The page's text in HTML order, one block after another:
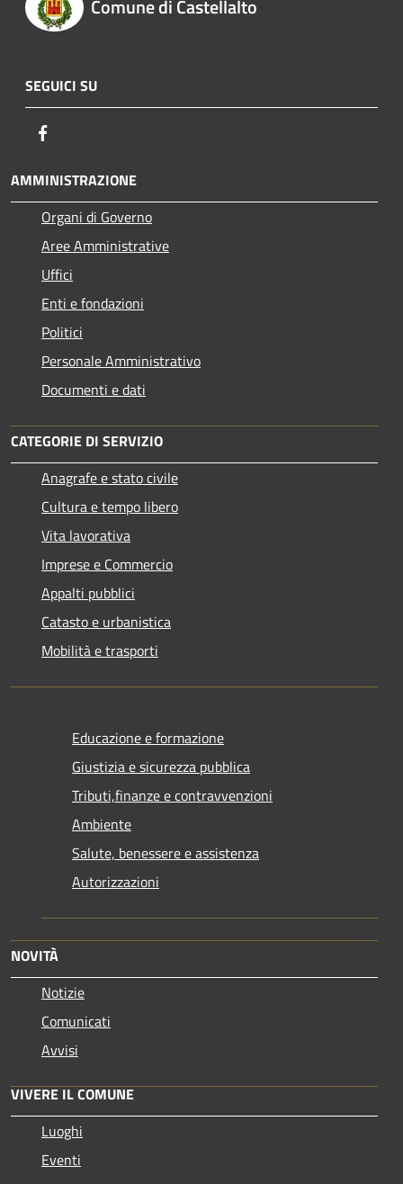
Comune di Castellalto
SEGUICI SU
AMMINISTRAZIONE
Organi di Governo
Aree Amministrative
Uffici
Enti e fondazioni
Politici
Personale Amministrativo
Documenti e dati
CATEGORIE DI SERVIZIO
Anagrafe e stato civile
Cultura e tempo libero
Vita lavorativa
Imprese e Commercio
Appalti pubblici
Catasto e urbanistica
Mobilità e trasporti
Educazione e formazione
Giustizia e sicurezza pubblica
Tributi,finanze e contravvenzioni
Ambiente
Salute, benessere e assistenza
Autorizzazioni
NOVITÀ
Notizie
Comunicati
Avvisi
VIVERE IL COMUNE
Luoghi
Eventi